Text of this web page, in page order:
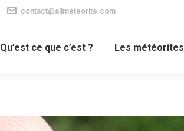
contact@allmeteorite.com
Qu’est ce que c’est ? Les météorites